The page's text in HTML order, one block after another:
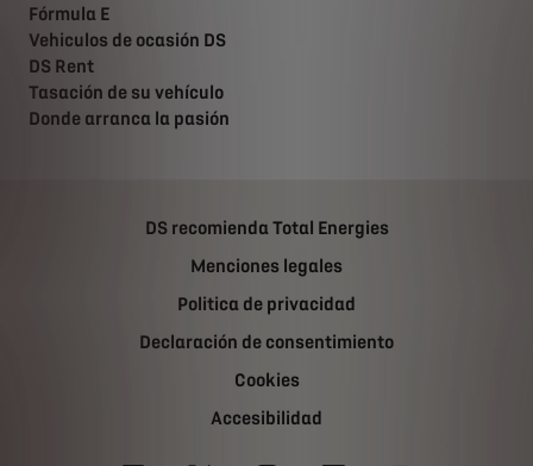
Fórmula E
Vehiculos de ocasión DS
DS Rent
Tasación de su vehículo
Donde arranca la pasión
DS recomienda Total Energies
Menciones legales
Politica de privacidad
Declaración de consentimiento
Cookies
Accesibilidad